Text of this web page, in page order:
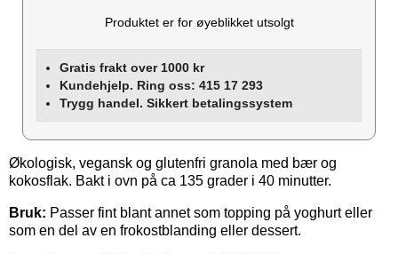
Produktet er for øyeblikket utsolgt
Gratis frakt over 1000 kr
Kundehjelp. Ring oss: 415 17 293
Trygg handel. Sikkert betalingssystem
Økologisk, vegansk og glutenfri granola med bær og
kokosflak. Bakt i ovn på ca 135 grader i 40 minutter.
Bruk: Passer fint blant annet som topping på yoghurt eller
som en del av en frokostblanding eller dessert.